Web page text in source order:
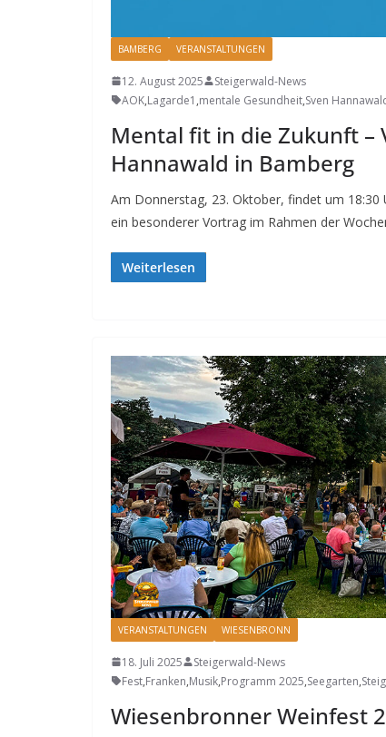
BAMBERG VERANSTALTUNGEN
12. August 2025
Steigerwald-News
AOK,Lagarde1 ,mentale Gesundheit,Sven
Mental fit in die Zukunft –
Hannawald in Bamberg
Am Donnerstag, 23. Oktober, findet um 18:30
ein besonderer Vortrag im Rahmen der
Weiterlesen
VERANSTALTUNGEN WIESENBRONN
18. Juli 2025
Steigerwald-News
Fest,Franken,Musik,Programm 2025,Seegarten,
Wiesenbronner Weinfest